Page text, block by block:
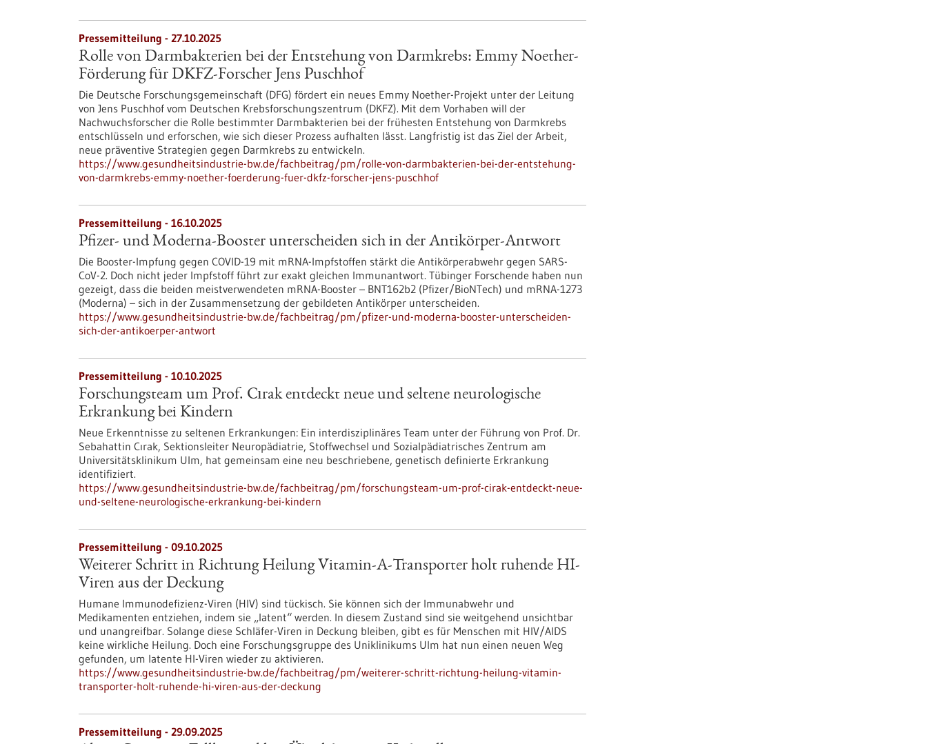
Pressemitteilung - 27.10.2025
Rolle von Darmbakterien bei der Entstehung von Darmkrebs: Emmy Noether-
Förderung für DKFZ-Forscher Jens Puschhof
Die Deutsche Forschungsgemeinschaft (DFG) fördert ein neues Emmy Noether-Projekt unter der Leitung
von Jens Puschhof vom Deutschen Krebsforschungszentrum (DKFZ). Mit dem Vorhaben will der
Nachwuchsforscher die Rolle bestimmter Darmbakterien bei der frühesten Entstehung von Darmkrebs
entschlüsseln und erforschen, wie sich dieser Prozess aufhalten lässt. Langfristig ist das Ziel der Arbeit,
neue präventive Strategien gegen Darmkrebs zu entwickeln.
https://www.gesundheitsindustrie-bw.de/fachbeitrag/pm/rolle-von-darmbakterien-bei-der-entstehung-
von-darmkrebs-emmy-noether-foerderung-fuer-dkfz-forscher-jens-puschhof
Pressemitteilung - 16.10.2025
Pfizer- und Moderna-Booster unterscheiden sich in der Antikörper-Antwort
Die Booster-Impfung gegen COVID-19 mit mRNA-Impfstoffen stärkt die Antikörperabwehr gegen SARS-
CoV-2. Doch nicht jeder Impfstoff führt zur exakt gleichen Immunantwort. Tübinger Forschende haben nun
gezeigt, dass die beiden meistverwendeten mRNA-Booster – BNT162b2 (Pfizer/BioNTech) und mRNA-1273
(Moderna) – sich in der Zusammensetzung der gebildeten Antikörper unterscheiden.
https://www.gesundheitsindustrie-bw.de/fachbeitrag/pm/pfizer-und-moderna-booster-unterscheiden-
sich-der-antikoerper-antwort
Pressemitteilung - 10.10.2025
Forschungsteam um Prof. Cırak entdeckt neue und seltene neurologische
Erkrankung bei Kindern
Neue Erkenntnisse zu seltenen Erkrankungen: Ein interdisziplinäres Team unter der Führung von Prof. Dr.
Sebahattin Cırak, Sektionsleiter Neuropädiatrie, Stoffwechsel und Sozialpädiatrisches Zentrum am
Universitätsklinikum Ulm, hat gemeinsam eine neu beschriebene, genetisch definierte Erkrankung
identifiziert.
https://www.gesundheitsindustrie-bw.de/fachbeitrag/pm/forschungsteam-um-prof-cirak-entdeckt-neue-
und-seltene-neurologische-erkrankung-bei-kindern
Pressemitteilung - 09.10.2025
Weiterer Schritt in Richtung Heilung Vitamin-A-Transporter holt ruhende HI-
Viren aus der Deckung
Humane Immunodefizienz-Viren (HIV) sind tückisch. Sie können sich der Immunabwehr und
Medikamenten entziehen, indem sie „latent“ werden. In diesem Zustand sind sie weitgehend unsichtbar
und unangreifbar. Solange diese Schläfer-Viren in Deckung bleiben, gibt es für Menschen mit HIV/AIDS
keine wirkliche Heilung. Doch eine Forschungsgruppe des Uniklinikums Ulm hat nun einen neuen Weg
gefunden, um latente HI-Viren wieder zu aktivieren.
https://www.gesundheitsindustrie-bw.de/fachbeitrag/pm/weiterer-schritt-richtung-heilung-vitamin-
transporter-holt-ruhende-hi-viren-aus-der-deckung
Pressemitteilung - 29.09.2025